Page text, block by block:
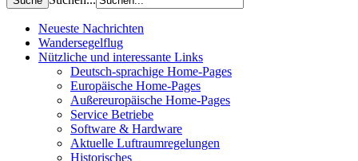
Neueste Nachrichten
Wandersegelflug
Nützliche und interessante Links
Deutsch-sprachige Home-Pages
Europäische Home-Pages
Außereuropäische Home-Pages
Service Betriebe
Software & Hardware
Aktuelle Luftraumregelungen
Historisches